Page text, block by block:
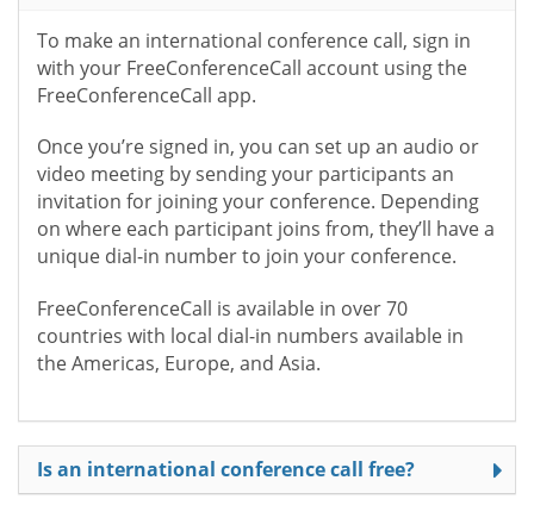
To make an international conference call, sign in
with your FreeConferenceCall account using the
FreeConferenceCall app.
Once you’re signed in, you can set up an audio or
video meeting by sending your participants an
invitation for joining your conference. Depending
on where each participant joins from, they’ll have a
unique dial-in number to join your conference.
FreeConferenceCall is available in over 70
countries with local dial-in numbers available in
the Americas, Europe, and Asia.
Is an international conference call free?